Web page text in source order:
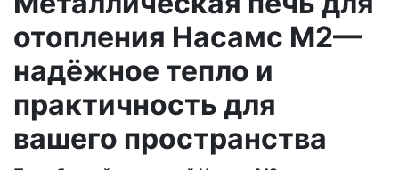
отопления Насамс М2—
надёжное тепло и
практичность для
вашего пространства